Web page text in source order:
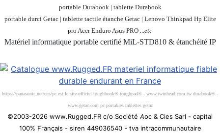
portable Durabook | tablette Durabook
portable durci Getac | tablette tactile étanche Getac | Lenovo Thinkpad Hp Elite
pro Acer Enduro Asus PRO ...etc
Matériel informatique portable certifié MiL-STD810 & étanchéité IP
https://panasonic.net/cns/pc est le site officiel toughbook® toughpad® - www.twinhead.com.tw durabook® -
www.getac.com pc portables tablettes getac
©2003-2026 www.Rugged.FR c/o Société Aoc & Cies Sarl - capital
100% Français - siren 449036540 - tva intracommunautaire